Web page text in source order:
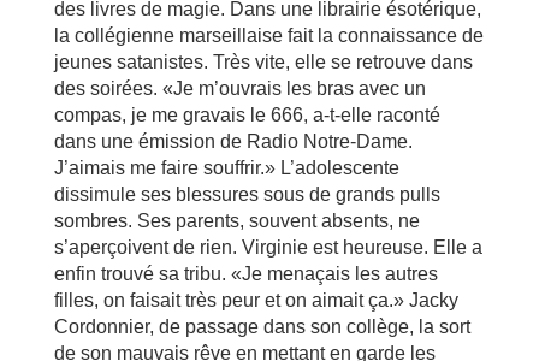
des livres de magie. Dans une librairie ésotérique,
la collégienne marseillaise fait la connaissance de
jeunes satanistes. Très vite, elle se retrouve dans
des soirées. «Je m’ouvrais les bras avec un
compas, je me gravais le 666, a-t-elle raconté
dans une émission de Radio Notre-Dame.
J’aimais me faire souffrir.» L’adolescente
dissimule ses blessures sous de grands pulls
sombres. Ses parents, souvent absents, ne
s’aperçoivent de rien. Virginie est heureuse. Elle a
enfin trouvé sa tribu. «Je menaçais les autres
filles, on faisait très peur et on aimait ça.» Jacky
Cordonnier, de passage dans son collège, la sort
de son mauvais rêve en mettant en garde les